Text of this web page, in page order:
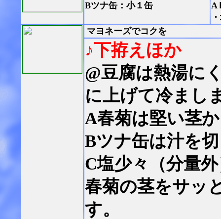
Bツナ缶：小１缶
A
マヨネーズでコクを
♪下拵えほか
@豆腐は熱湯に
に上げて冷まし
A春菊は堅い茎
Bツナ缶は汁を
C塩少々（分量
春菊の茎をサッ
す。